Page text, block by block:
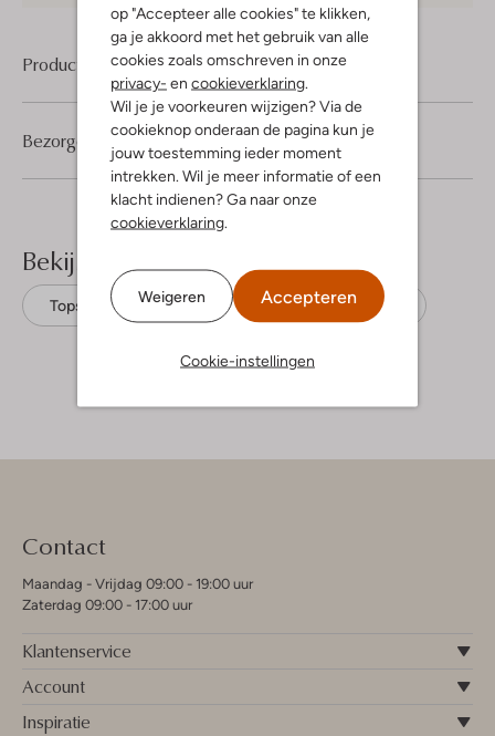
op "Accepteer alle cookies" te klikken,
ga je akkoord met het gebruik van alle
cookies zoals omschreven in onze
privacy- en cookieverklaring.
Wil je je voorkeuren wijzigen? Via de
cookieknop onderaan de pagina kun je
jouw toestemming ieder moment
intrekken. Wil je meer informatie of een
klacht indienen? Ga naar onze
cookieverklaring.
Weigeren Accepteren
Cookie-instellingen
Product informatie
Bezorgen & retourneren
Bekijk meer
Tops Amaya Amsterdam Katoen
Contact
Maandag - Vrijdag 09:00 - 19:00 uur
Zaterdag 09:00 - 17:00 uur
Klantenservice
Account
Inspiratie